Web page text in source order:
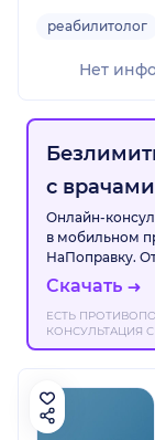
реабилитолог
Нет
с врачами
Онлайн-
в мобильном
НаПоправку.
Скачать
ЕСТЬ
КОНСУЛЬТАЦИЯ